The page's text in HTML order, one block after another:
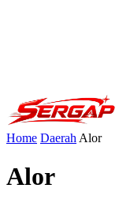
Home Daerah Alor
Alor